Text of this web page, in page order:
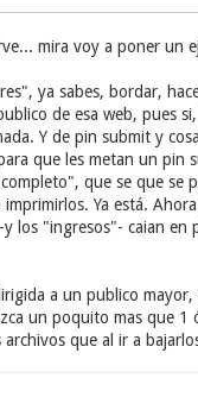
mira voy a poner un
ya sabes, bordar,
de esa web, pues
Y de pin submit y
que les metan un pin
que se que se
Ya está.
los "ingresos"- caian
a un publico
un poquito mas que 1
que al ir a